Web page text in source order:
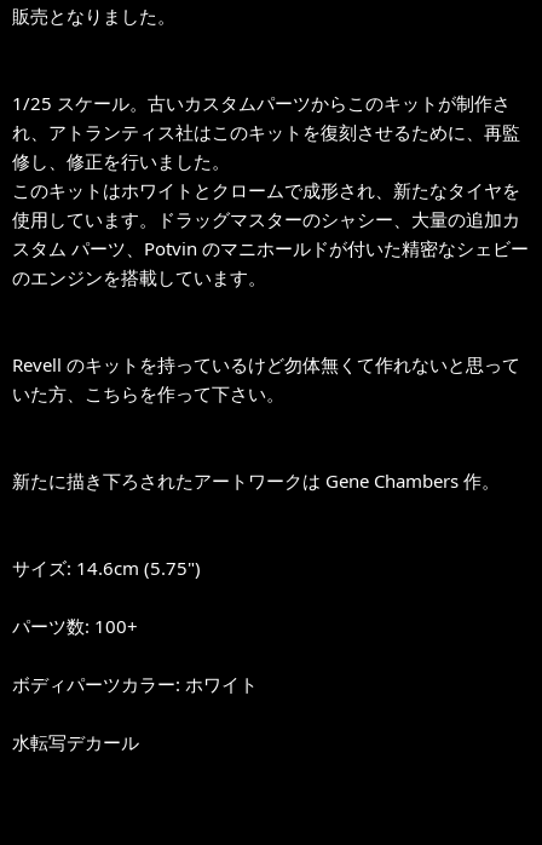
販売となりました。
1/25 スケール。古いカスタムパーツからこのキットが制作さ
れ、アトランティス社はこのキットを復刻させるために、再監
修し、修正を行いました。
このキットはホワイトとクロームで成形され、新たなタイヤを
使用しています。ドラッグマスターのシャシー、大量の追加カ
スタム パーツ、Potvin のマニホールドが付いた精密なシェビー
のエンジンを搭載しています。
Revell のキットを持っているけど勿体無くて作れないと思って
いた方、こちらを作って下さい。
新たに描き下ろされたアートワークは Gene Chambers 作。
サイズ: 14.6cm (5.75")
パーツ数: 100+
ボディパーツカラー: ホワイト
水転写デカール